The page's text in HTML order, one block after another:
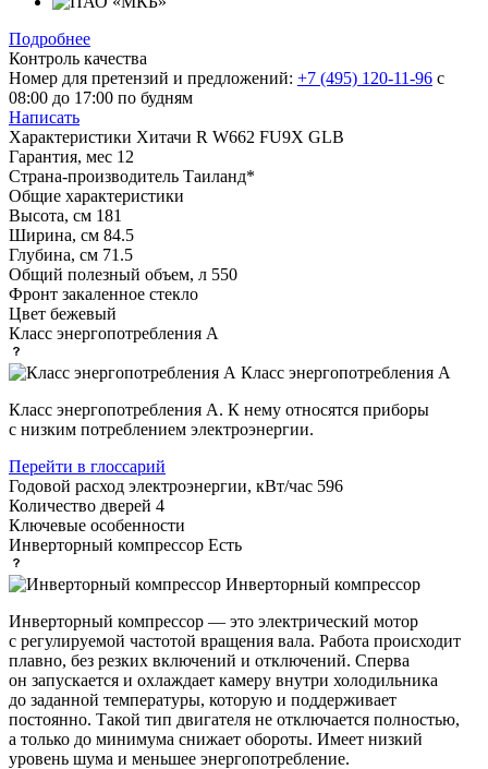
Подробнее
Контроль качества
Номер для претензий и предложений: +7 (495) 120-11-96 с
08:00 до 17:00 по будням
Написать
Характеристики Хитачи R W662 FU9X GLB
Гарантия, мес 12
Страна-производитель Таиланд*
Общие характеристики
Высота, см 181
Ширина, см 84.5
Глубина, см 71.5
Общий полезный объем, л 550
Фронт закаленное стекло
Цвет бежевый
Класс энергопотребления A
Класс энергопотребления А
Класс энергопотребления А. К нему относятся приборы
с низким потреблением электроэнергии.
Перейти в глоссарий
Годовой расход электроэнергии, кВт/час 596
Количество дверей 4
Ключевые особенности
Инверторный компрессор Есть
Инверторный компрессор
Инверторный компрессор — это электрический мотор
с регулируемой частотой вращения вала. Работа происходит
плавно, без резких включений и отключений. Сперва
он запускается и охлаждает камеру внутри холодильника
до заданной температуры, которую и поддерживает
постоянно. Такой тип двигателя не отключается полностью,
а только до минимума снижает обороты. Имеет низкий
уровень шума и меньшее энергопотребление.